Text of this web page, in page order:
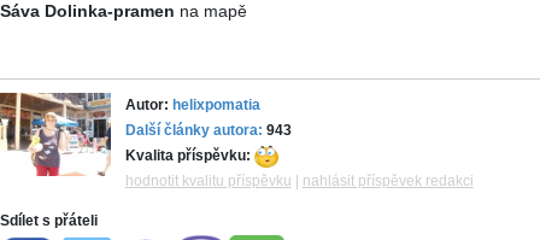
Sáva Dolinka-pramen na mapě
Autor: helixpomatia
Další články autora: 943
Kvalita příspěvku:
hodnotit kvalitu příspěvku
nahlásit příspěvek redakci
Sdílet s přáteli